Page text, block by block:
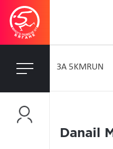
ЗA 5KMRUN
Danail